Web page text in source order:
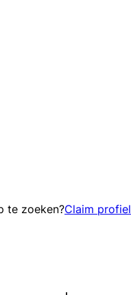
te zoeken?Claim profiel